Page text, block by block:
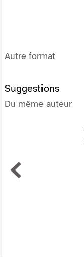
Autre format
Suggestions
Du même auteur